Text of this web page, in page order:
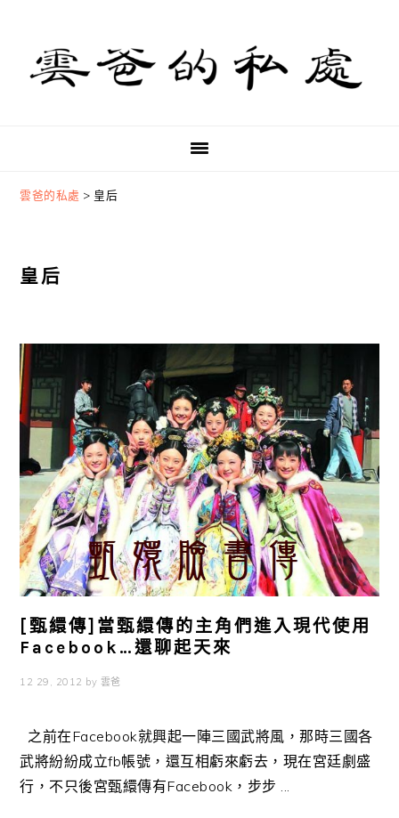
primary
navigation
content
primary
sidebar
雲爸的私處 > 皇后
皇后
[甄繯傳]當甄繯傳的主角們進入現代使用
Facebook…還聊起天來
12 29, 2012 by 雲爸
之前在Facebook就興起一陣三國武將風，那時三國各
武將紛紛成立fb帳號，還互相虧來虧去，現在宮廷劇盛
行，不只後宮甄繯傳有Facebook，步步 ...